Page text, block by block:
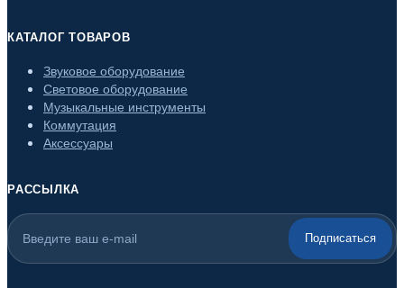
КАТАЛОГ ТОВАРОВ
Звуковое оборудование
Световое оборудование
Музыкальные инструменты
Коммутация
Аксессуары
РАССЫЛКА
Подписаться